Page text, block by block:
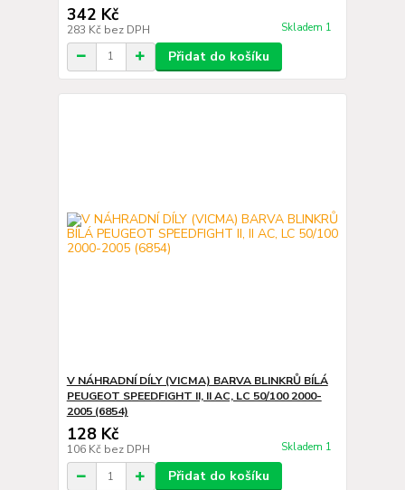
342 Kč
283 Kč bez DPH Skladem 1
Přidat do košíku
V NÁHRADNÍ DÍLY (VICMA) BARVA BLINKRŮ BÍLÁ
PEUGEOT SPEEDFIGHT II, II AC, LC 50/100 2000-
2005 (6854)
128 Kč
106 Kč bez DPH Skladem 1
Přidat do košíku